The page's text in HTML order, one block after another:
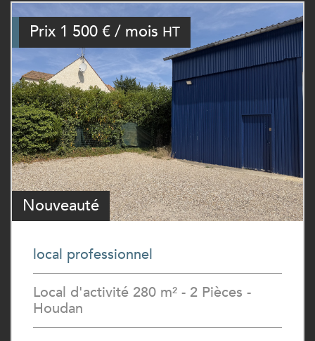
Nouveauté
Prix 1 500 € / mois HT
local professionnel
Local d'activité 280 m² - 2 Pièces -
Houdan